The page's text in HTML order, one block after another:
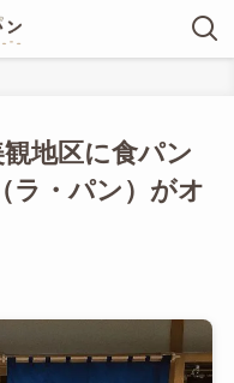
観地区に食パン
ラ・パン）がオ